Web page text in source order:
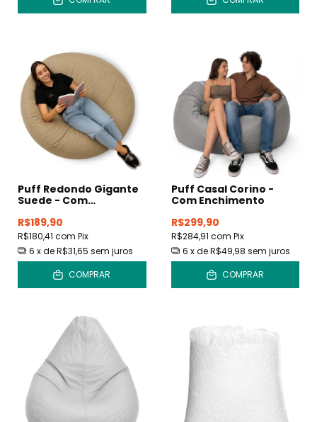
Puff Redondo Gigante
Suede - Com
R$189,90
R$180,41 com Pix
6 x deR$31,65 sem juros
COMPRAR
Puff Casal Corino -
Com Enchimento
R$299,90
R$284,91 com Pix
6 x deR$49,98 sem juros
COMPRAR